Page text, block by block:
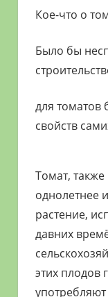
Кое-что о
Было бы
для томатов
свойств
Томат,
однолетнее
растение,
давних
этих плодов